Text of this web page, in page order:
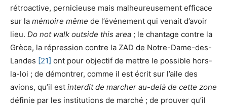
rétroactive, pernicieuse mais malheureusement efficace
sur la mémoire même de l’événement qui venait d’avoir
lieu. Do not walk outside this area ; le chantage contre la
Grèce, la répression contre la ZAD de Notre-Dame-des-
Landes [21] ont pour objectif de mettre le possible hors-
la-loi ; de démontrer, comme il est écrit sur l’aile des
avions, qu’il est interdit de marcher au-delà de cette zone
définie par les institutions de marché ; de prouver qu’il